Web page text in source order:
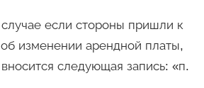
если стороны пришли к
изменении арендной платы,
следующая запись: «п.